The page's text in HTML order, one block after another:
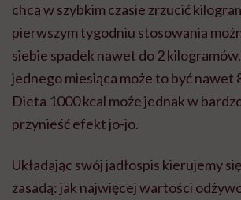
chcą w szybkim czasie zrzucić
pierwszym tygodniu stosowania
siebie spadek nawet do 2
jednego miesiąca może to być nawet
Dieta 1000 kcal może jednak w
przynieść efekt jo-jo.
Układając swój jadłospis kierujemy
zasadą: jak najwięcej wartości